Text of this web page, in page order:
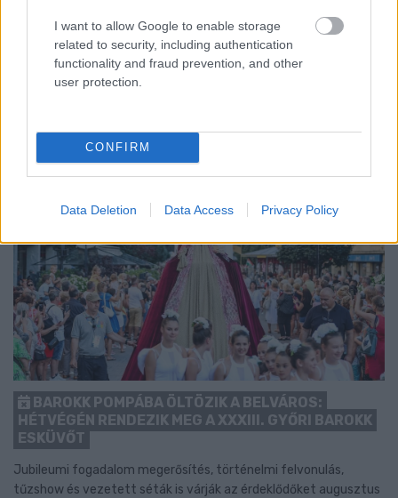
I want to allow Google to enable storage
related to security, including authentication
functionality and fraud prevention, and other
user protection.
CONFIRM
Data Deletion Data Access Privacy Policy
előrébb hozták a Brest Bretagne Handball elleni találkozó
kezdését.
BAROKK POMPÁBA ÖLTÖZIK A BELVÁROS:
HÉTVÉGÉN RENDEZIK MEG A XXXIII. GYŐRI BAROKK
ESKÜVŐT
Jubileumi fogadalom megerősítés, történelmi felvonulás,
tűzshow és vezetett séták is várják az érdeklődőket augusztus